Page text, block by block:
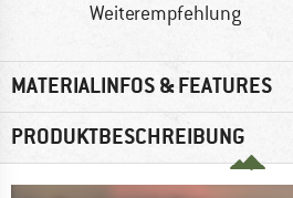
Weiterempfehlung
MATERIALINFOS & FEATURES
PRODUKTBESCHREIBUNG